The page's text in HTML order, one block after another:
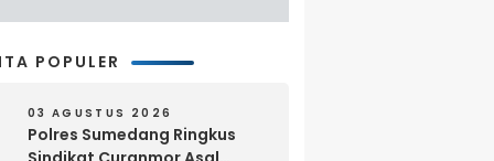
POPULER
03 AGUSTUS 2026
Polres Sumedang Ringkus